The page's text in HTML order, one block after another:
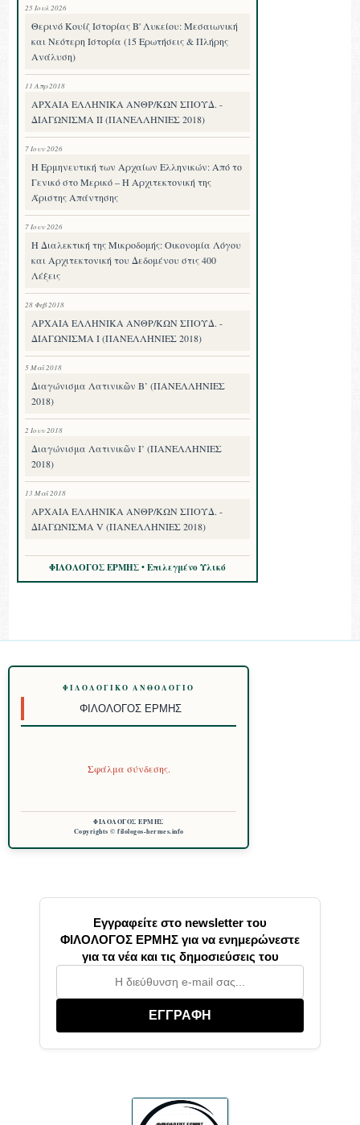
25 Ιουλ 2026
Θερινό Κουίζ Ιστορίας Β' Λυκείου: Μεσαιωνική
και Νεότερη Ιστορία (15 Ερωτήσεις & Πλήρης
Ανάλυση)
11 Απρ 2018
ΑΡΧΑΙΑ ΕΛΛΗΝΙΚΑ ΑΝΘΡ/ΚΩΝ ΣΠΟΥΔ. -
ΔΙΑΓΩΝΙΣΜΑ II (ΠΑΝΕΛΛΗΝΙΕΣ 2018)
7 Ιουν 2026
Η Ερμηνευτική των Αρχαίων Ελληνικών: Από το
Γενικό στο Μερικό – Η Αρχιτεκτονική της
Άριστης Απάντησης
7 Ιουν 2026
Η Διαλεκτική της Μικροδομής: Οικονομία Λόγου
και Αρχιτεκτονική του Δεδομένου στις 400
Λέξεις
28 Φεβ 2018
ΑΡΧΑΙΑ ΕΛΛΗΝΙΚΑ ΑΝΘΡ/ΚΩΝ ΣΠΟΥΔ. -
ΔΙΑΓΩΝΙΣΜΑ I (ΠΑΝΕΛΛΗΝΙΕΣ 2018)
5 Μαΐ 2018
Διαγώνισμα Λατινικῶν Β’ (ΠΑΝΕΛΛΗΝΙΕΣ
2018)
2 Ιουν 2018
Διαγώνισμα Λατινικῶν Ι’ (ΠΑΝΕΛΛΗΝΙΕΣ
2018)
13 Μαΐ 2018
ΑΡΧΑΙΑ ΕΛΛΗΝΙΚΑ ΑΝΘΡ/ΚΩΝ ΣΠΟΥΔ. -
ΔΙΑΓΩΝΙΣΜΑ V (ΠΑΝΕΛΛΗΝΙΕΣ 2018)
ΦΙΛΟΛΟΓΟΣ ΕΡΜΗΣ • Επιλεγμένο Υλικό
ΦΙΛΟΛΟΓΙΚΌ ΑΝΘΟΛΌΓΙΟ
ΦΙΛΌΛΟΓΟΣ ΕΡΜΉΣ
Σφάλμα σύνδεσης.
ΦΙΛΟΛΟΓΟΣ ΕΡΜΗΣ
Copyrights © filologos-hermes.info
Εγγραφείτε στο newsletter του
ΦΙΛΟΛΟΓΟΣ ΕΡΜΗΣ για να ενημερώνεστε
για τα νέα και τις δημοσιεύσεις του
ΕΓΓΡΑΦΗ